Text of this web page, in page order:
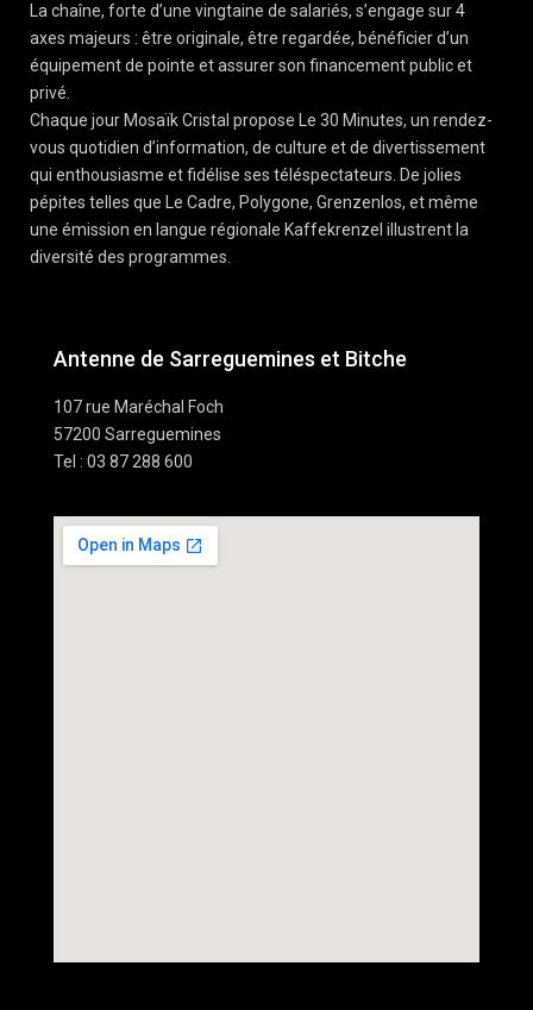
La chaîne, forte d’une vingtaine de salariés, s’engage sur 4
axes majeurs : être originale, être regardée, bénéficier d’un
équipement de pointe et assurer son financement public et
privé.
Chaque jour Mosaïk Cristal propose Le 30 Minutes, un rendez-
vous quotidien d’information, de culture et de divertissement
qui enthousiasme et fidélise ses téléspectateurs. De jolies
pépites telles que Le Cadre, Polygone, Grenzenlos, et même
une émission en langue régionale Kaffekrenzel illustrent la
diversité des programmes.
Antenne de Sarreguemines et Bitche
107 rue Maréchal Foch
57200 Sarreguemines
Tel : 03 87 288 600